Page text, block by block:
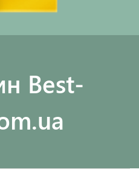
Best-